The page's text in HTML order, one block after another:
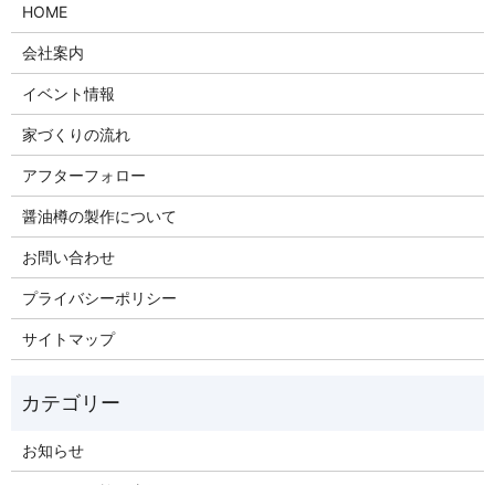
HOME
会社案内
イベント情報
家づくりの流れ
アフターフォロー
醤油樽の製作について
お問い合わせ
プライバシーポリシー
サイトマップ
お知らせ